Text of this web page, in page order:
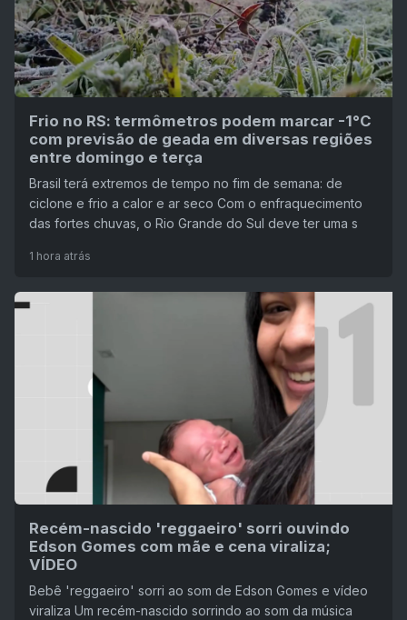
Frio no RS: termômetros podem marcar -1°C
com previsão de geada em diversas regiões
entre domingo e terça
Brasil terá extremos de tempo no fim de semana: de
ciclone e frio a calor e ar seco Com o enfraquecimento
das fortes chuvas, o Rio Grande do Sul deve ter uma s
1 hora atrás
Recém-nascido 'reggaeiro' sorri ouvindo
Edson Gomes com mãe e cena viraliza;
VÍDEO
Bebê 'reggaeiro' sorri ao som de Edson Gomes e vídeo
viraliza Um recém-nascido sorrindo ao som da música